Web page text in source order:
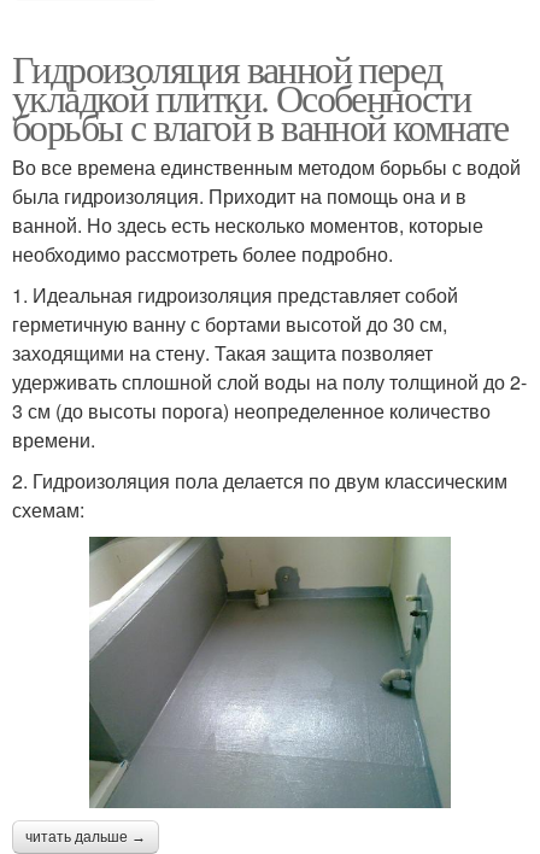
Гидроизоляция ванной перед
укладкой плитки. Особенности
борьбы с влагой в ванной комнате
Во все времена единственным методом борьбы с водой
была гидроизоляция. Приходит на помощь она и в
ванной. Но здесь есть несколько моментов, которые
необходимо рассмотреть более подробно.
1. Идеальная гидроизоляция представляет собой
герметичную ванну с бортами высотой до 30 см,
заходящими на стену. Такая защита позволяет
удерживать сплошной слой воды на полу толщиной до 2-
3 см (до высоты порога) неопределенное количество
времени.
2. Гидроизоляция пола делается по двум классическим
схемам:
читать дальше →